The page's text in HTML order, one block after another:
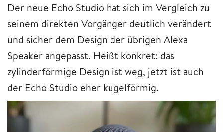
Der neue Echo Studio hat sich im Vergleich zu
seinem direkten Vorgänger deutlich verändert
und sicher dem Design der übrigen Alexa
Speaker angepasst. Heißt konkret: das
zylinderförmige Design ist weg, jetzt ist auch
der Echo Studio eher kugelförmig.